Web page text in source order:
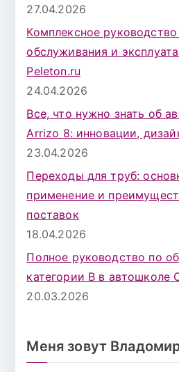
27.04.2026
Комплексное
обслуживания и
Peleton.ru
24.04.2026
Все, что нужно знать об
Arrizo 8: инновации,
23.04.2026
Переходы для труб:
применение и
поставок
18.04.2026
Полное руководство по
категории B в автошколе
20.03.2026
Меня зовут